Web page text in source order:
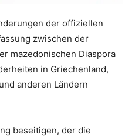
der offiziellen
zwischen der
mazedonischen Diaspora
in Griechenland,
anderen Ländern
beseitigen, der die